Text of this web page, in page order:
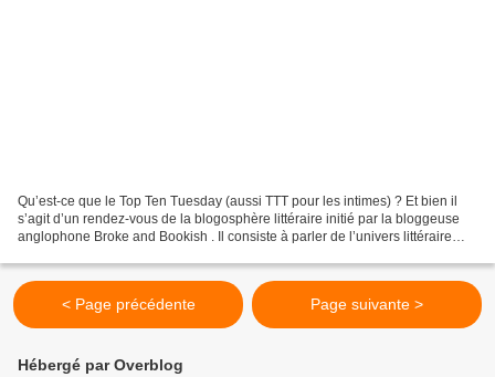
Qu’est-ce que le Top Ten Tuesday (aussi TTT pour les intimes) ? Et bien il
s’agit d’un rendez-vous de la blogosphère littéraire initié par la bloggeuse
anglophone Broke and Bookish . Il consiste à parler de l’univers littéraire
< Page précédente Page suivante >
Hébergé par Overblog